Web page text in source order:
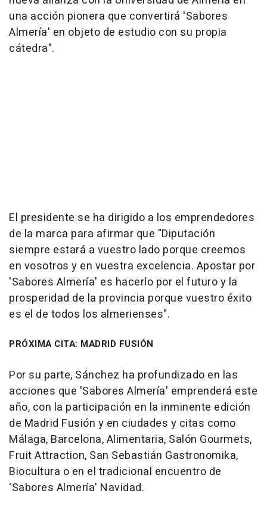
una acción pionera que convertirá 'Sabores
Almería' en objeto de estudio con su propia
cátedra".
El presidente se ha dirigido a los emprendedores
de la marca para afirmar que "Diputación
siempre estará a vuestro lado porque creemos
en vosotros y en vuestra excelencia. Apostar por
'Sabores Almería' es hacerlo por el futuro y la
prosperidad de la provincia porque vuestro éxito
es el de todos los almerienses".
PRÓXIMA CITA: MADRID FUSIÓN
Por su parte, Sánchez ha profundizado en las
acciones que 'Sabores Almería' emprenderá este
año, con la participación en la inminente edición
de Madrid Fusión y en ciudades y citas como
Málaga, Barcelona, Alimentaria, Salón Gourmets,
Fruit Attraction, San Sebastián Gastronomika,
Biocultura o en el tradicional encuentro de
'Sabores Almería' Navidad.